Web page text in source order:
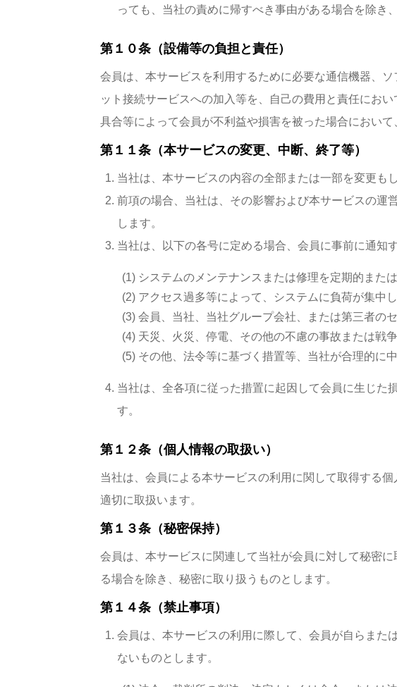
っても、当社の責めに帰すべき事由がある場合を除き
第１０条（設備等の負担と責任）
会員は、本サービスを利用するために必要な通信機器、
ット接続サービスへの加入等を、自己の費用と責任にお
具合等によって会員が不利益や損害を被った場合におい
第１１条（本サービスの変更、中断、終了等）
当社は、本サービスの内容の全部または一部を変更も
前項の場合、当社は、その影響および本サービスの運
します。
当社は、以下の各号に定める場合、会員に事前に通知
システムのメンテナンスまたは修理を定期的また
アクセス過多等によって、システムに負荷が集中
会員、当社、当社グループ会社、または第三者の
天災、火災、停電、その他の不慮の事故または戦
その他、法令等に基づく措置等、当社が合理的に
当社は、全各項に従った措置に起因して会員に生じた
す。
第１２条（個人情報の取扱い）
当社は、会員による本サービスの利用に関して取得する
適切に取扱います。
第１３条（秘密保持）
会員は、本サービスに関連して当社が会員に対して秘密
る場合を除き、秘密に取り扱うものとします。
第１４条（禁止事項）
会員は、本サービスの利用に際して、会員が自らまた
ないものとします。